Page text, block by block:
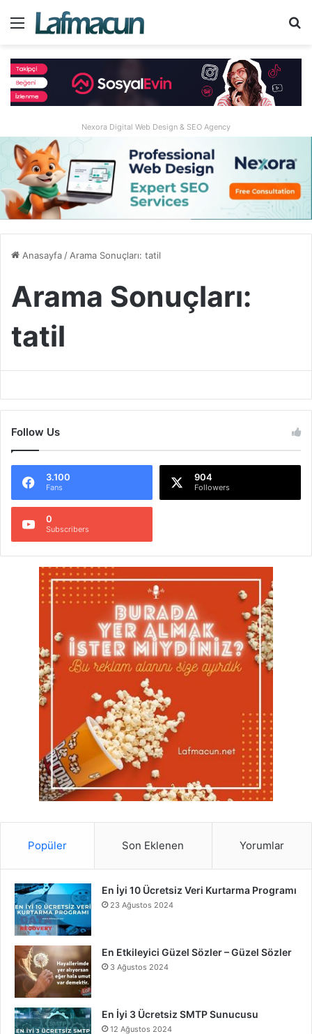
Menü
Nexora Digital Web Design & SEO Agency
Anasayfa/Arama Sonuçları: tatil
Arama Sonuçları:
tatil
Follow Us
3.100
Fans
904
Followers
0
Subscribers
Popüler Son Eklenen Yorumlar
En İyi 10 Ücretsiz Veri Kurtarma Programı
23 Ağustos 2024
En Etkileyici Güzel Sözler – Güzel Sözler
3 Ağustos 2024
En İyi 3 Ücretsiz SMTP Sunucusu
12 Ağustos 2024